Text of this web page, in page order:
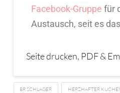
Facebook-Gruppe für
Austausch, seit es
Seite drucken, PDF &
BR SCHLAGER HERZHAFTER